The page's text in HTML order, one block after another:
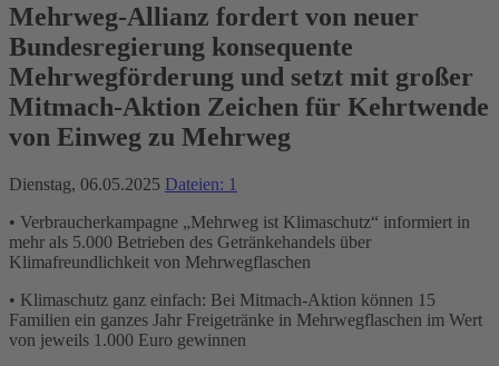
Mehrweg-Allianz fordert von neuer
Bundesregierung konsequente
Mehrwegförderung und setzt mit großer
Mitmach-Aktion Zeichen für Kehrtwende
von Einweg zu Mehrweg
Dienstag, 06.05.2025 Dateien: 1
• Verbraucherkampagne „Mehrweg ist Klimaschutz“ informiert in
mehr als 5.000 Betrieben des Getränkehandels über
Klimafreundlichkeit von Mehrwegflaschen
• Klimaschutz ganz einfach: Bei Mitmach-Aktion können 15
Familien ein ganzes Jahr Freigetränke in Mehrwegflaschen im Wert
von jeweils 1.000 Euro gewinnen